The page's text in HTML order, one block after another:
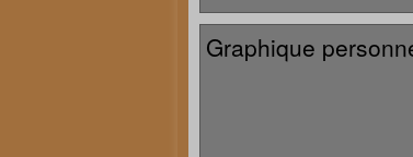
Graphique